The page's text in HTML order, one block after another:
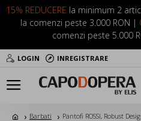
15% REDUCERE la minimum 2
la comenzi peste 3.000 RON |
comenzi peste 5.000
LOGIN INREGISTRARE
Barbati Pantofi ROSSI, Robust